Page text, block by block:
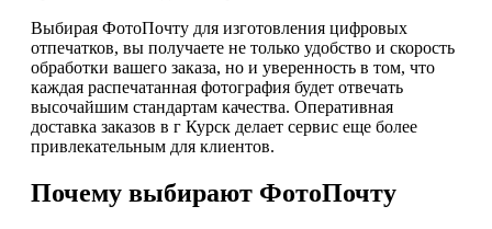
Выбирая ФотоПочту для изготовления цифровых
отпечатков, вы получаете не только удобство и скорость
обработки вашего заказа, но и уверенность в том, что
каждая распечатанная фотография будет отвечать
высочайшим стандартам качества. Оперативная
доставка заказов в г Курск делает сервис еще более
привлекательным для клиентов.
Почему выбирают ФотоПочту